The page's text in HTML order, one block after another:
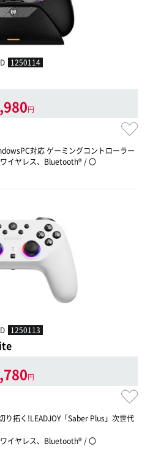
1250114
円
対応 ゲーミングコントローラー
イヤレス、Bluetooth® / 〇
1250113
円
り拓く!LEADJOY「Saber Plus」次世代
イヤレス、Bluetooth® / 〇